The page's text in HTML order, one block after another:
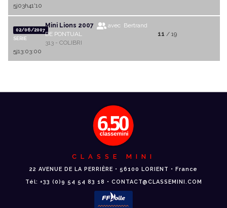
5j03h41'10
02/06/2007
SERIE
Mini Lions 2007
avec Bertrand
DE PONTUAL
313 - COLIBRI
11 / 19
5j13:03:00
CLASSE MINI
22 AVENUE DE LA PERRIÈRE • 56100 LORIENT • France
Tél: +33 (0)9 54 54 83 18 • CONTACT@CLASSEMINI.COM